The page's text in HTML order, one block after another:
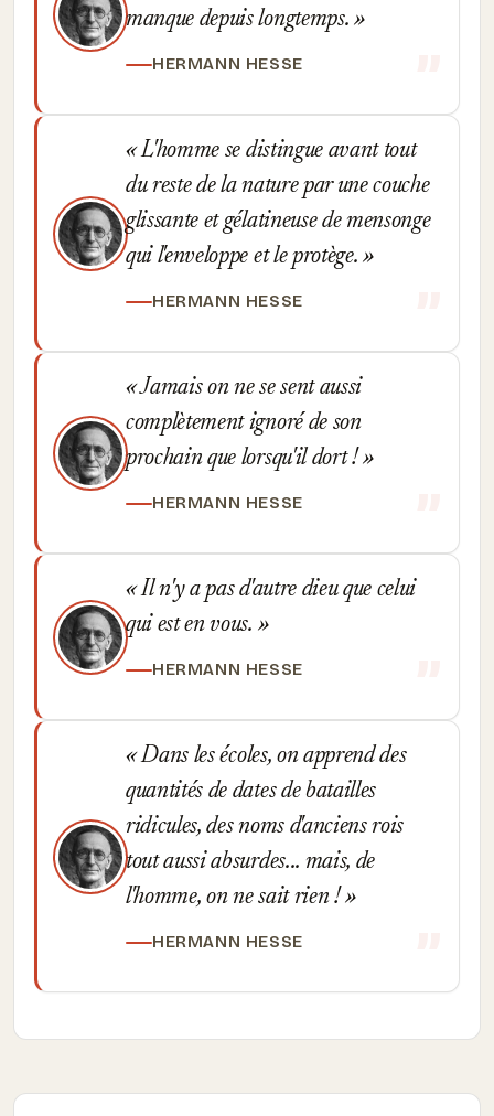
manque depuis longtemps.
HERMANN HESSE
L'homme se distingue avant tout
du reste de la nature par une couche
glissante et gélatineuse de mensonge
qui l'enveloppe et le protège.
HERMANN HESSE
Jamais on ne se sent aussi
complètement ignoré de son
prochain que lorsqu'il dort !
HERMANN HESSE
Il n'y a pas d'autre dieu que celui
qui est en vous.
HERMANN HESSE
Dans les écoles, on apprend des
quantités de dates de batailles
ridicules, des noms d'anciens rois
tout aussi absurdes... mais, de
l'homme, on ne sait rien !
HERMANN HESSE